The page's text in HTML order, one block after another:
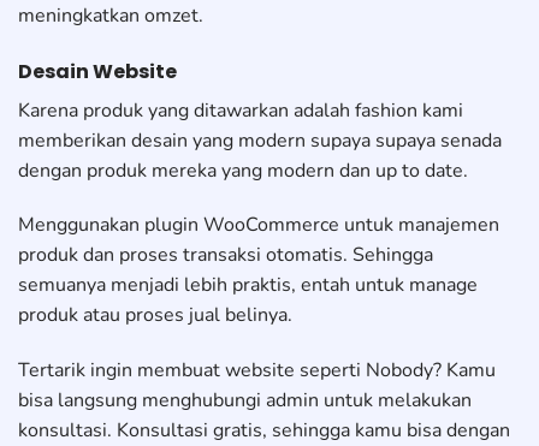
meningkatkan omzet.
Desain Website
Karena produk yang ditawarkan adalah fashion kami
memberikan desain yang modern supaya supaya senada
dengan produk mereka yang modern dan up to date.
Menggunakan plugin WooCommerce untuk manajemen
produk dan proses transaksi otomatis. Sehingga
semuanya menjadi lebih praktis, entah untuk manage
produk atau proses jual belinya.
Tertarik ingin membuat website seperti Nobody? Kamu
bisa langsung menghubungi admin untuk melakukan
konsultasi. Konsultasi gratis, sehingga kamu bisa dengan